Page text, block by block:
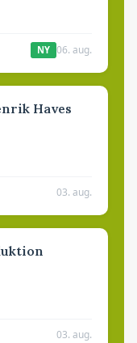
NY 06. aug.
Haves
03. aug.
03. aug.